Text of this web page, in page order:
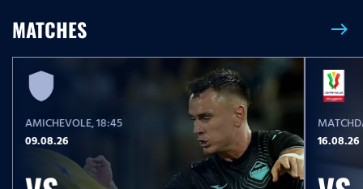
Impegno sociale Parma, Hamrun Spartans,
Guidonia Montecelio
05.05.26
Spettro autistico
MATCHES east
AMICHEVOLE, 18:45
09.08.26
16.08.26